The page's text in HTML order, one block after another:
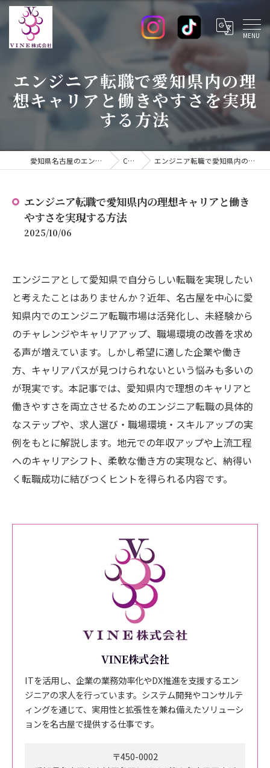
エンジニア転職で愛知県内の理
想キャリアと働きやすさを実現
する方法
愛知県名古屋のエンジニアの求人ならVINE株式会社 COLUMN エンジニア転職で愛知県内の理想キャリアと働きやすさを実現する方法
エンジニア転職で愛知県内の理想キャリアと働き
やすさを実現する方法
2025/10/06
エンジニアとして愛知県で自分らしい転職を実現したい
と考えたことはありませんか？近年、名古屋を中心に愛
知県内でのエンジニア転職市場は活発化し、未経験から
のチャレンジやキャリアアップ、職場環境の改善を求め
る声が増えています。しかし希望に適した企業や働き
方、キャリアパスが見つけられないという悩みも多いの
が現実です。本記事では、愛知県内で理想のキャリアと
働きやすさを両立させるためのエンジニア転職の具体的
なステップや、求人選び・職場環境・スキルアップの実
例をもとに解説します。地元での年収アップや上流工程
へのキャリアシフト、柔軟な働き方の実現など、納得い
く転職成功に結びつくヒントを得られる内容です。
VINE株式会社
ITを活用し、企業の業務効率化やDX推進を支援するエン
ジニアの求人を行っています。システム開発やコンサルテ
ィングを通じて、実用性と拡張性を兼ね備えたソリューシ
ョンを名古屋で提供する仕事です。
〒450-0002